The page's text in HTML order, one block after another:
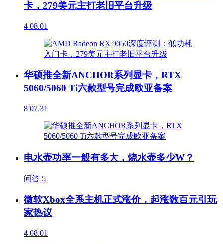
卡，279美元主打老旧平台升级
4 08.01
华硕推全新ANCHOR系列显卡，RTX
5060/5060 Ti六款型号完成欧亚备案
8 07.31
电水壶功率一般有多大，烧水壶多少W？
问答 5
微软Xbox全系主机正式涨价，起涨数百元引玩
家热议
4 08.01